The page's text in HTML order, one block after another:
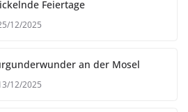
Feiertage
12/2025
an der Mosel
12/2025